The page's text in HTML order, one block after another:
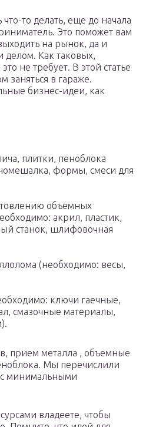
то делать, еще до начала
Это поможет вам
на рынок, да и
делом. Как таковых,
не требует. В этой статье
заняться в гараже.
бизнес-идеи, как
плитки, пеноблока
формы, смеси для
объемных
акрил, пластик,
станок, шлифовочная
(необходимо: весы,
ключи гаечные,
смазочные материалы,
прием металла , объемные
Мы перечислили
минимальными
владеете, чтобы